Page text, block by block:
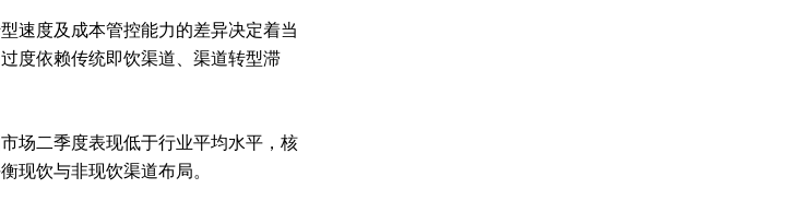
速度及成本管控能力的差异决定着当
度依赖传统即饮渠道、渠道转型滞
场二季度表现低于行业平均水平，核
现饮与非现饮渠道布局。